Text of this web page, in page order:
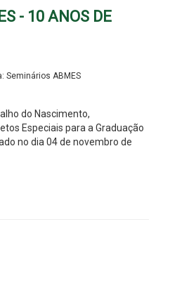
- 10 ANOS DE
Seminários ABMES
do Nascimento,
Especiais para a Graduação
no dia 04 de novembro de